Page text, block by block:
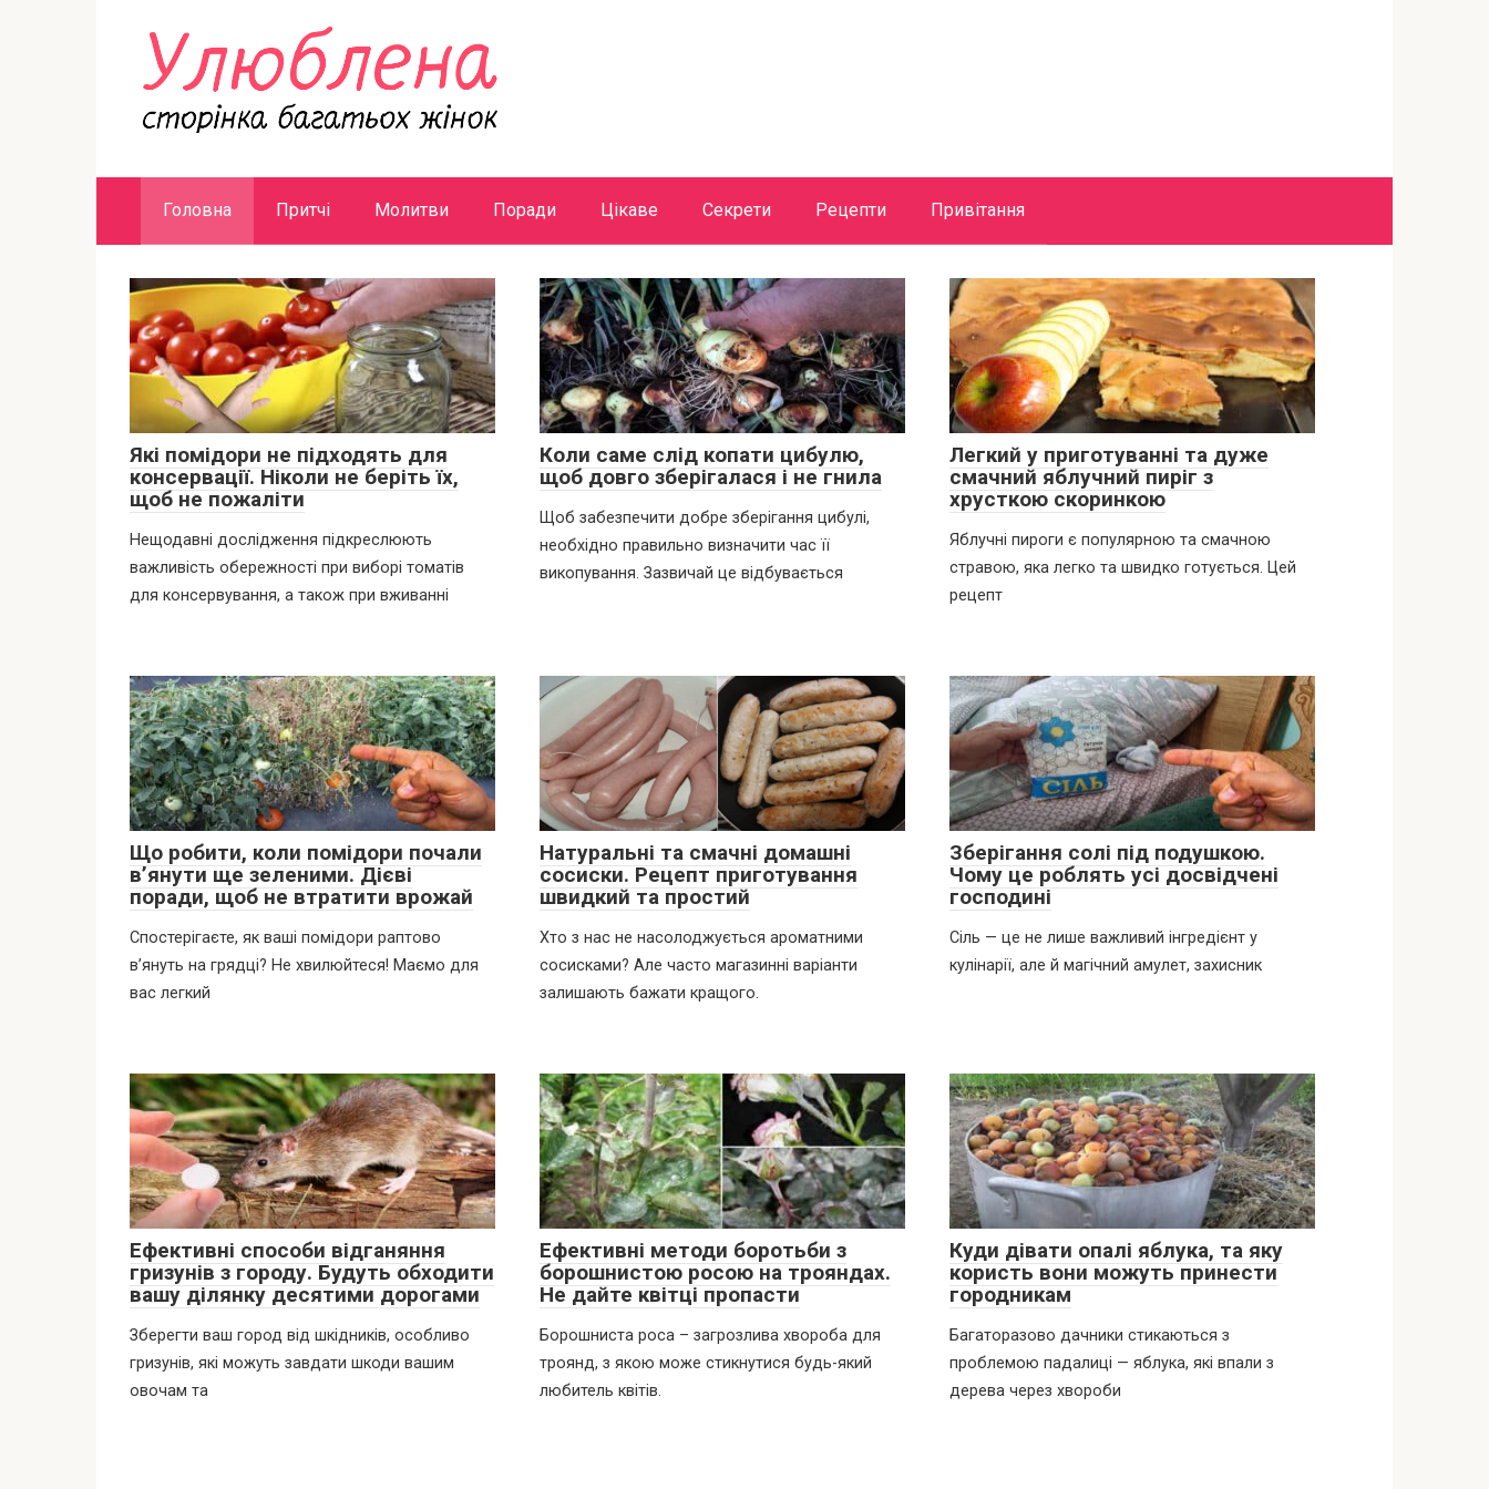
Головна Притчі Молитви Поради Цікаве Секрети Рецепти Привітання
Які помідори не підходять для
консервації. Ніколи не беріть їх,
щоб не пожаліти
Нещодавні дослідження підкреслюють
важливість обережності при виборі томатів
для консервування, а також при вживанні
Коли саме слід копати цибулю,
щоб довго зберігалася і не гнила
Щоб забезпечити добре зберігання цибулі,
необхідно правильно визначити час її
викопування. Зазвичай це відбувається
Легкий у приготуванні та дуже
смачний яблучний пиріг з
хрусткою скоринкою
Яблучні пироги є популярною та смачною
стравою, яка легко та швидко готується. Цей
рецепт
Що робити, коли помідори почали
в’янути ще зеленими. Дієві
поради, щоб не втратити врожай
Спостерігаєте, як ваші помідори раптово
в’януть на грядці? Не хвилюйтеся! Маємо для
вас легкий
Натуральні та смачні домашні
сосиски. Рецепт приготування
швидкий та простий
Хто з нас не насолоджується ароматними
сосисками? Але часто магазинні варіанти
залишають бажати кращого.
Зберігання солі під подушкою.
Чому це роблять усі досвідчені
господині
Сіль — це не лише важливий інгредієнт у
кулінарії, але й магічний амулет, захисник
Ефективні способи відганяння
гризунів з городу. Будуть обходити
вашу ділянку десятими дорогами
Зберегти ваш город від шкідників, особливо
гризунів, які можуть завдати шкоди вашим
овочам та
Ефективні методи боротьби з
борошнистою росою на трояндах.
Не дайте квітці пропасти
Борошниста роса – загрозлива хвороба для
троянд, з якою може стикнутися будь-який
любитель квітів.
Куди дівати опалі яблука, та яку
користь вони можуть принести
городникам
Багаторазово дачники стикаються з
проблемою падалиці — яблука, які впали з
дерева через хвороби